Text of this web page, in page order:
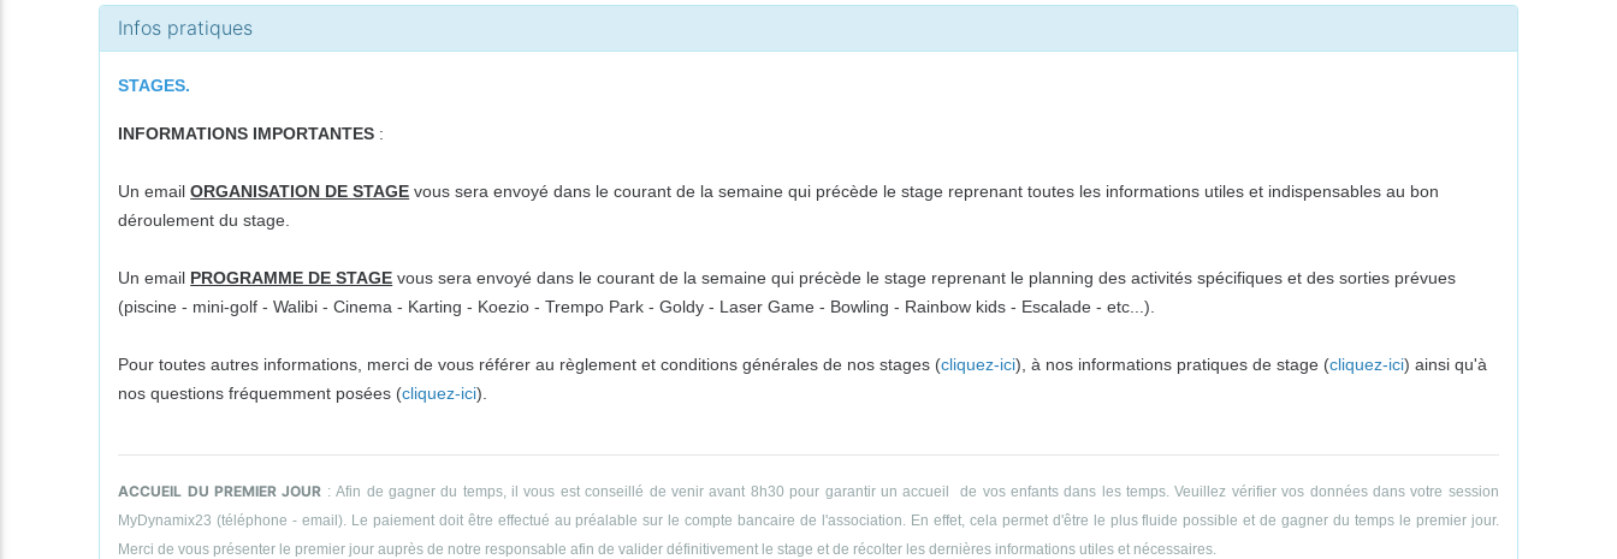
Infos pratiques
STAGES.
INFORMATIONS IMPORTANTES :
Un emailORGANISATION DE STAGE vous sera envoyé dans le courant de la semaine qui précède le stage reprenant toutes les informations utiles et indispensables au bon
déroulement du stage.
Un email PROGRAMME DE STAGE vous sera envoyé dans le courant de la semaine qui précède le stage reprenant le planning des activités spécifiques et des sorties prévues
(piscine - mini-golf - Walibi - Cinema - Karting - Koezio - Trempo Park - Goldy - Laser Game - Bowling - Rainbow kids - Escalade - etc...).
Pour toutes autres informations, merci de vous référer au règlement et conditions générales de nos stages (cliquez-ici), à nos informations pratiques de stage (cliquez-ici) ainsi qu'à
nos questions fréquemment posées (cliquez-ici).
ACCUEIL DU PREMIER JOUR : Afin de gagner du temps, il vous est conseillé de venir avant 8h30 pour garantir un accueil de vos enfants dans les temps. Veuillez vérifier vos données dans votre session
MyDynamix23 (téléphone - email). Le paiement doit être effectué au préalable sur le compte bancaire de l'association. En effet, cela permet d'être le plus fluide possible et de gagner du temps le premier jour.
Merci de vous présenter le premier jour auprès de notre responsable afin de valider définitivement le stage et de récolter les dernières informations utiles et nécessaires.